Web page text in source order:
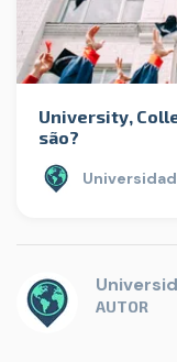
University,
são?
AUTOR